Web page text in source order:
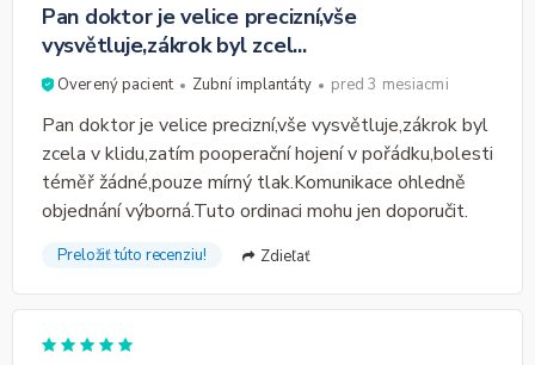
Pan doktor je velice precizní,vše
vysvětluje,zákrok byl zcel...
Overený pacient Zubní implantáty pred 3 mesiacmi
Pan doktor je velice precizní,vše vysvětluje,zákrok byl
zcela v klidu,zatím pooperační hojení v pořádku,bolesti
téměř žádné,pouze mírný tlak.Komunikace ohledně
objednání výborná.Tuto ordinaci mohu jen doporučit.
Preložiť túto recenziu! Zdieľať